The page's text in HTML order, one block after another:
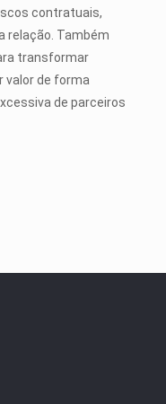
contratuais,
relação. Também
transformar
valor de forma
de parceiros